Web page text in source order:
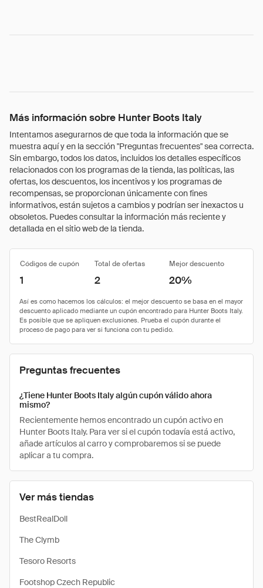
Más información sobre Hunter Boots Italy
Intentamos asegurarnos de que toda la información que se
muestra aquí y en la sección "Preguntas frecuentes" sea correcta.
Sin embargo, todos los datos, incluidos los detalles específicos
relacionados con los programas de la tienda, las políticas, las
ofertas, los descuentos, los incentivos y los programas de
recompensas, se proporcionan únicamente con fines
informativos, están sujetos a cambios y podrían ser inexactos u
obsoletos. Puedes consultar la información más reciente y
detallada en el sitio web de la tienda.
Ver más tiendas
BestRealDoll
The Clymb
Tesoro Resorts
Footshop Czech Republic
Códigos de cupón Total de ofertas Mejor descuento
1 2 20%
Preguntas frecuentes
¿Tiene Hunter Boots Italy algún cupón válido ahora
mismo?
Recientemente hemos encontrado un cupón activo en
Hunter Boots Italy. Para ver si el cupón todavía está activo,
añade artículos al carro y comprobaremos si se puede
aplicar a tu compra.